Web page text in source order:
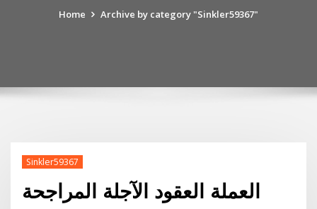
Home Archive by category "Sinkler59367"
Sinkler59367
العملة العقود الآجلة المراجحة